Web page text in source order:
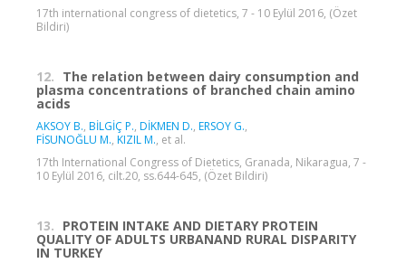
17th international congress of dietetics, 7 - 10 Eylül 2016, (Özet
Bildiri)
12. The relation between dairy consumption and
plasma concentrations of branched chain amino
acids
AKSOY B., BİLGİÇ P., DİKMEN D., ERSOY G.,
FİSUNOĞLU M., KIZIL M., et al.
17th International Congress of Dietetics, Granada, Nikaragua, 7 -
10 Eylül 2016, cilt.20, ss.644-645, (Özet Bildiri)
13. PROTEIN INTAKE AND DIETARY PROTEIN
QUALITY OF ADULTS URBANAND RURAL DISPARITY
IN TURKEY